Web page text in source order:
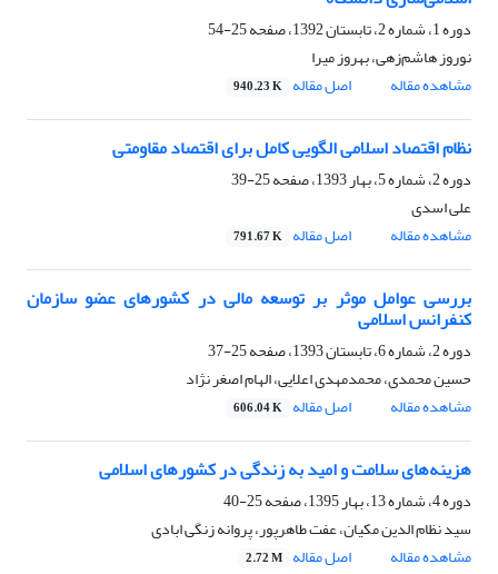
دوره 1، شماره 2، تابستان 1392، صفحه
25-54
نوروز هاشم‌زهی، بهروز میرا
مشاهده مقاله
اصل مقاله 940.23 K
نظام اقتصاد اسلامی الگویی کامل برای اقتصاد مقاومتی
دوره 2، شماره 5، بهار 1393، صفحه
25-39
علی اسدی
مشاهده مقاله
اصل مقاله 791.67 K
بررسی عوامل موثر بر توسعه مالی در کشورهای عضو سازمان
کنفرانس اسلامی
دوره 2، شماره 6، تابستان 1393، صفحه
25-37
حسین محمدی، محمدمهدی اعلایی، الهام اصغر نژاد
مشاهده مقاله
اصل مقاله 606.04 K
هزینه‌های سلامت و امید به زندگی در کشورهای اسلامی
دوره 4، شماره 13، بهار 1395، صفحه
25-40
سید نظام الدین مکیان، عفت طاهرپور، پروانه زنگی ابادی
مشاهده مقاله
اصل مقاله 2.72 M